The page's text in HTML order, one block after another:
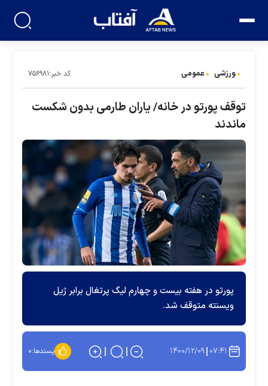
ورزشی عمومی کد خبر:۷۵۶۹۸۱
توقف پورتو در خانه/ یاران طارمی بدون شکست
ماندند
پورتو در هفته بیست و چهارم لیگ پرتغال برابر ژیل
ویسنته متوقف شد.
۰۷:۴۱ ۱۴۰۰/۱۲/۰۹ پسندها:۰